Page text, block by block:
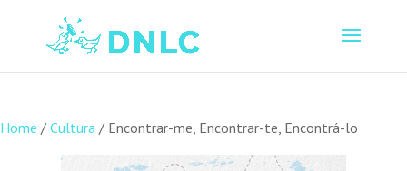
Home / Cultura / Encontrar-me, Encontrar-te, Encontrá-lo